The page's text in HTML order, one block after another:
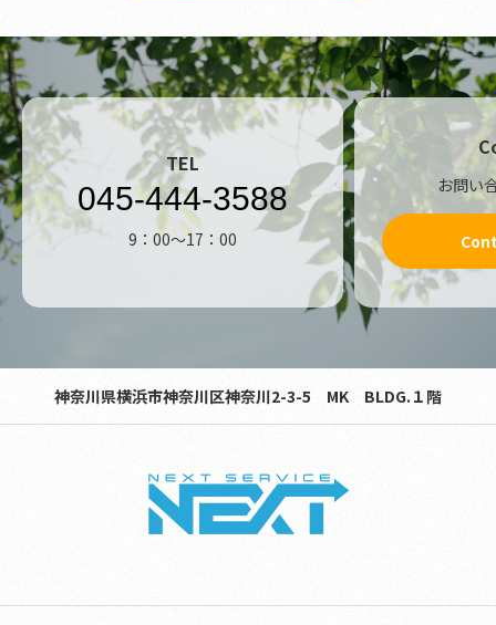
TEL
045-444-3588
9：00～17：00
お問い
神奈川県横浜市神奈川区神奈川2-3-5 MK BLDG.１階